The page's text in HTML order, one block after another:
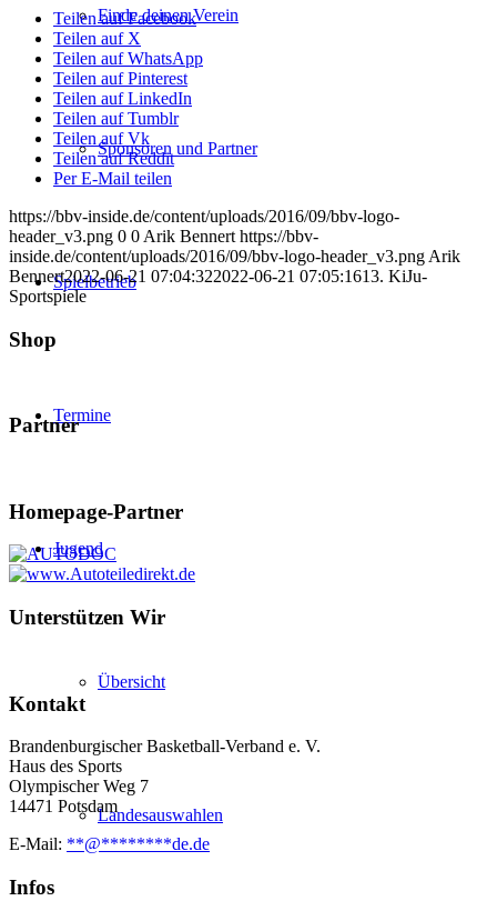
Finde deinen Verein
Sponsoren und Partner
Spielbetrieb
Termine
Jugend
Übersicht
Landesauswahlen
Teilen auf Facebook
Teilen auf X
Teilen auf WhatsApp
Teilen auf Pinterest
Teilen auf LinkedIn
Teilen auf Tumblr
Teilen auf Vk
Teilen auf Reddit
Per E-Mail teilen
https://bbv-inside.de/content/uploads/2016/09/bbv-logo-
header_v3.png 0 0 Arik Bennert https://bbv-
inside.de/content/uploads/2016/09/bbv-logo-header_v3.png Arik
Bennert2022-06-21 07:04:322022-06-21 07:05:1613. KiJu-
Sportspiele
Shop
Partner
Homepage-Partner
Unterstützen Wir
Kontakt
Brandenburgischer Basketball-Verband e. V.
Haus des Sports
Olympischer Weg 7
14471 Potsdam
E-Mail: **@********de.de
Infos